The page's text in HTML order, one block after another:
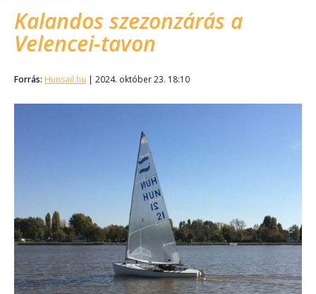
Kalandos szezonzárás a
Velencei-tavon
Forrás: Hunsail.hu | 2024. október 23. 18:10